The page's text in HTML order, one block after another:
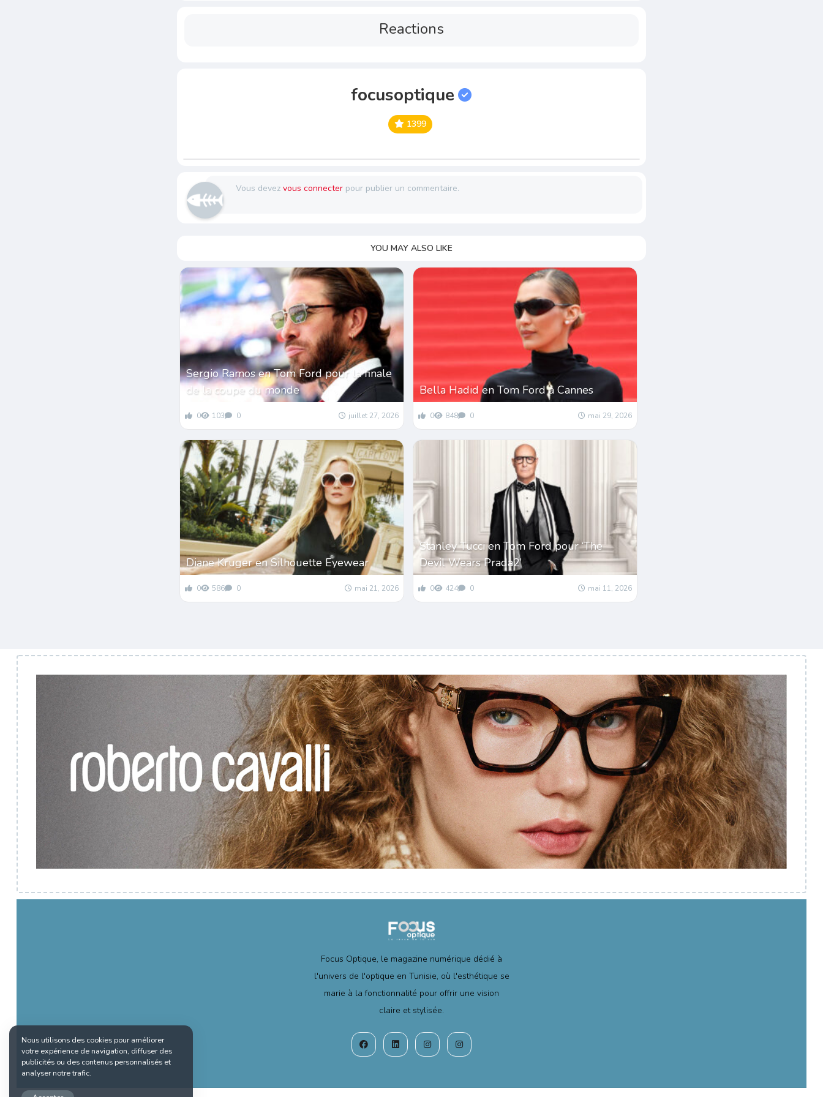
Reactions
focusoptique
1399
Vous devezvous connecter pour publier un commentaire.
YOU MAY ALSO LIKE
Sergio Ramos en Tom Ford pour la finale
de la coupe du monde
0 103 0 juillet 27, 2026
Bella Hadid en Tom Ford à Cannes
0 848 0 mai 29, 2026
Diane Kruger en Silhouette Eyewear
0 586 0 mai 21, 2026
Stanley Tucci en Tom Ford pour ‘The
Devil Wears Prada2’
0 424 0 mai 11, 2026
Focus Optique, le magazine numérique dédié à
l'univers de l'optique en Tunisie, où l'esthétique se
marie à la fonctionnalité pour offrir une vision
claire et stylisée.
Nous utilisons des cookies pour améliorer
votre expérience de navigation, diffuser des
publicités ou des contenus personnalisés et
analyser notre trafic.